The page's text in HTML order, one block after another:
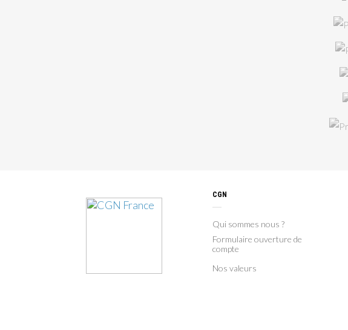
CGN
Qui sommes nous ?
Formulaire ouverture de
compte
Nos valeurs